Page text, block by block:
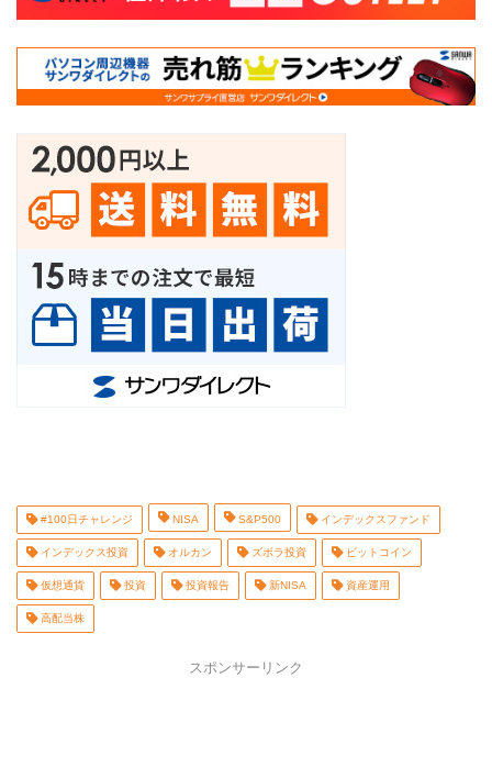
#100日チャレンジ NISA S&P500 インデックスファンド
インデックス投資 オルカン ズボラ投資 ビットコイン
仮想通貨 投資 投資報告 新NISA 資産運用
高配当株
スポンサーリンク